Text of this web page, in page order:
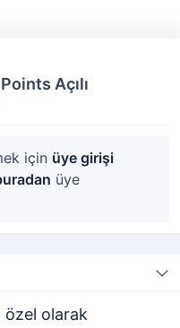
Açılı
için üye girişi
üye
özel olarak